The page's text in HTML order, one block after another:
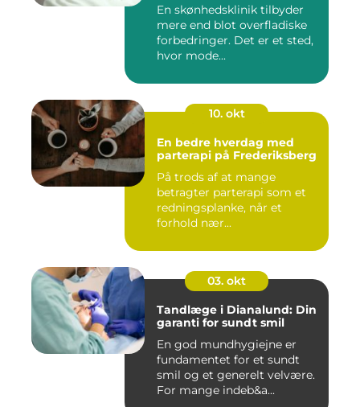
En skønhedsklinik tilbyder
mere end blot overfladiske
forbedringer. Det er et sted,
hvor mode...
10. okt
En bedre hverdag med
parterapi på Frederiksberg
På trods af at mange
betragter parterapi som et
redningsplanke, når et
forhold nær...
03. okt
Tandlæge i Dianalund: Din
garanti for sundt smil
En god mundhygiejne er
fundamentet for et sundt
smil og et generelt velvære.
For mange indeb&a...